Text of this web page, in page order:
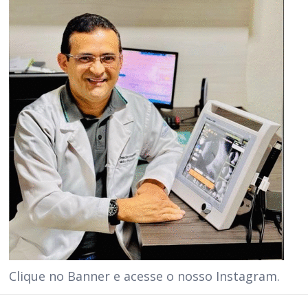
Clique no Banner e acesse o nosso Instagram.